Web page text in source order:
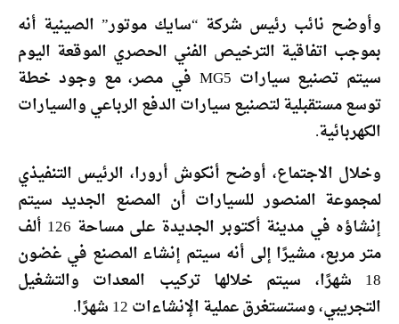
وأوضح نائب رئيس شركة “سايك موتور” الصينية أنه
بموجب اتفاقية الترخيص الفني الحصري الموقعة اليوم
سيتم تصنيع سيارات MG5 في مصر، مع وجود خطة
توسع مستقبلية لتصنيع سيارات الدفع الرباعي والسيارات
الكهربائية.
وخلال الاجتماع، أوضح أنكوش أرورا، الرئيس التنفيذي
لمجموعة المنصور للسيارات أن المصنع الجديد سيتم
إنشاؤه في مدينة أكتوبر الجديدة على مساحة 126 ألف
متر مربع، مشيرًا إلى أنه سيتم إنشاء المصنع في غضون
18 شهرًا، سيتم خلالها تركيب المعدات والتشغيل
التجريبي، وستستغرق عملية الإنشاءات 12 شهرًا.